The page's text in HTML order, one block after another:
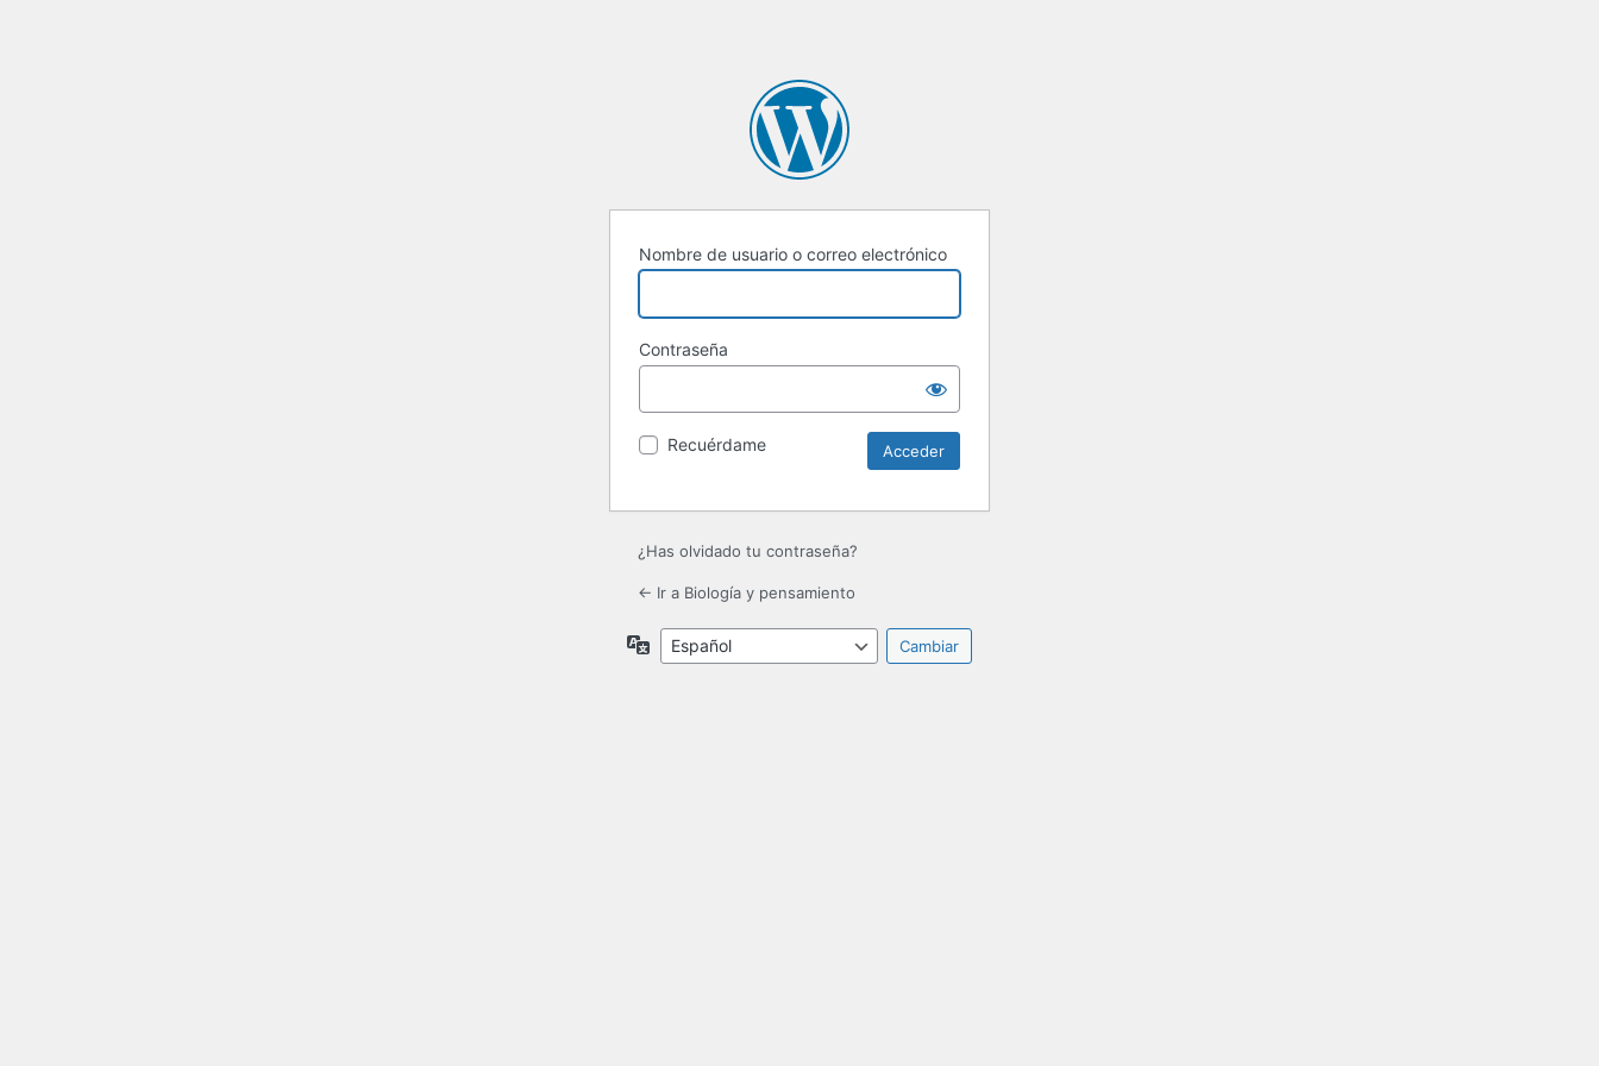
Nombre de usuario o correo electrónico
Contraseña
Recuérdame
¿Has olvidado tu contraseña?
← Ir a Biología y pensamiento
Idioma